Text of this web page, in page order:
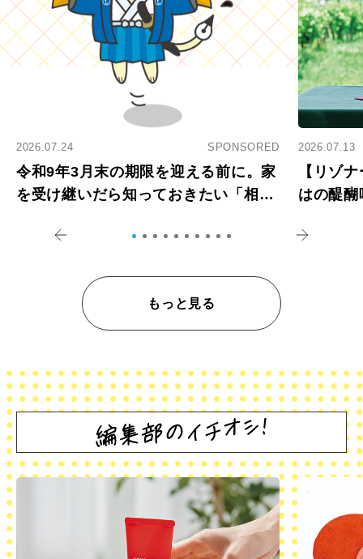
2026.07.24 SPONSORED
令和9年3月末の期限を迎える前に。家
を受け継いだら知っておきたい「相続
2026.07.13
【リゾ
はの醍
もっと見る